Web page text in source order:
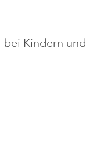
bei Kindern und